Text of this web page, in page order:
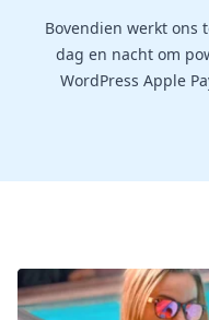
Bovendien werkt ons
dag en nacht om
WordPress Apple